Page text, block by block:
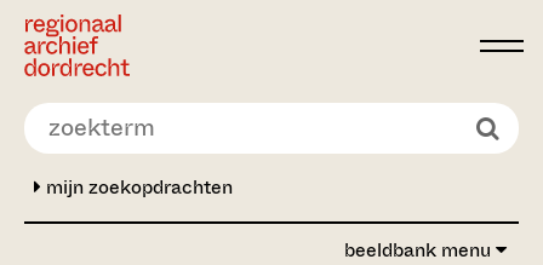
Ga direct naar de inhoud
mijn zoekopdrachten
beeldbank menu